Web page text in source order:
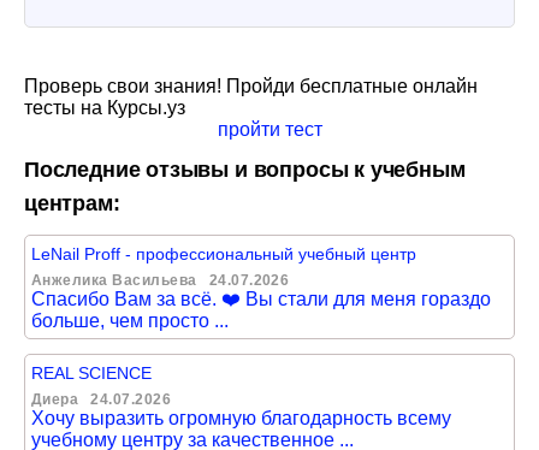
Проверь свои знания! Пройди бесплатные онлайн
тесты на Курсы.уз
пройти тест
Последние отзывы и вопросы к учебным
центрам:
LeNail Proff - профессиональный учебный центр
Анжелика Васильева 24.07.2026
Спасибо Вам за всё. ❤️ Вы стали для меня гораздо
больше, чем просто ...
REAL SCIENCE
Диера 24.07.2026
Хочу выразить огромную благодарность всему
учебному центру за качественное ...